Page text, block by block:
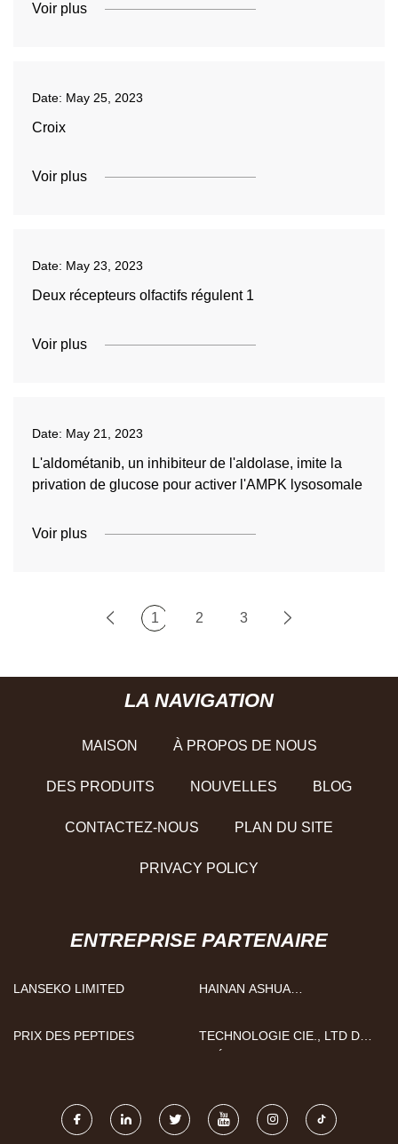
Voir plus
Date: May 25, 2023
Croix
Voir plus
Date: May 23, 2023
Deux récepteurs olfactifs régulent 1
Voir plus
Date: May 21, 2023
L'aldométanib, un inhibiteur de l'aldolase, imite la
privation de glucose pour activer l'AMPK lysosomale
Voir plus
1 2 3
LA NAVIGATION
MAISON À PROPOS DE NOUS
DES PRODUITS NOUVELLES BLOG
CONTACTEZ-NOUS PLAN DU SITE
PRIVACY POLICY
ENTREPRISE PARTENAIRE
LANSEKO LIMITED
HAINAN ASHUA
COMMERCE CO., LTD
PRIX ​​DES PEPTIDES
TECHNOLOGIE CIE., LTD DE